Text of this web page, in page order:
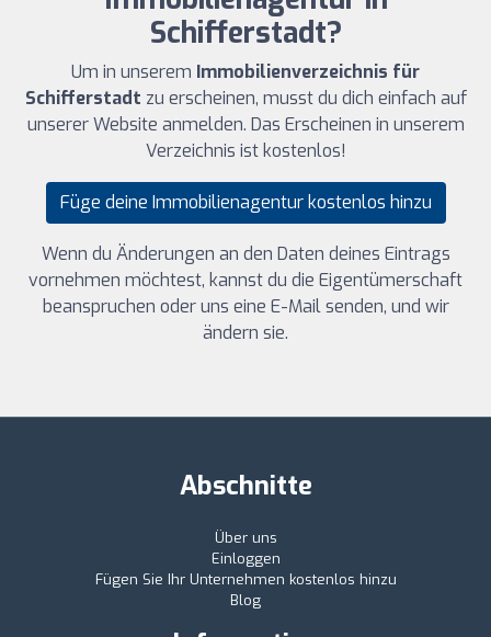
Schifferstadt?
Um in unserem Immobilienverzeichnis für
Schifferstadt zu erscheinen, musst du dich einfach auf
unserer Website anmelden. Das Erscheinen in unserem
Verzeichnis ist kostenlos!
Füge deine Immobilienagentur kostenlos hinzu
Wenn du Änderungen an den Daten deines Eintrags
vornehmen möchtest, kannst du die Eigentümerschaft
beanspruchen oder uns eine E-Mail senden, und wir
ändern sie.
Abschnitte
Über uns
Einloggen
Fügen Sie Ihr Unternehmen kostenlos hinzu
Blog